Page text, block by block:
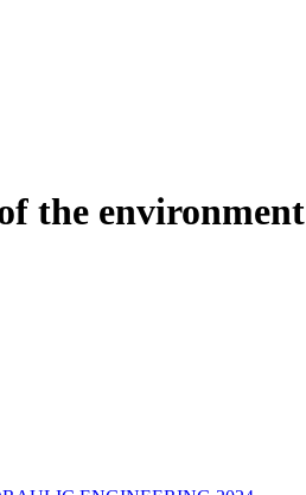
the environment